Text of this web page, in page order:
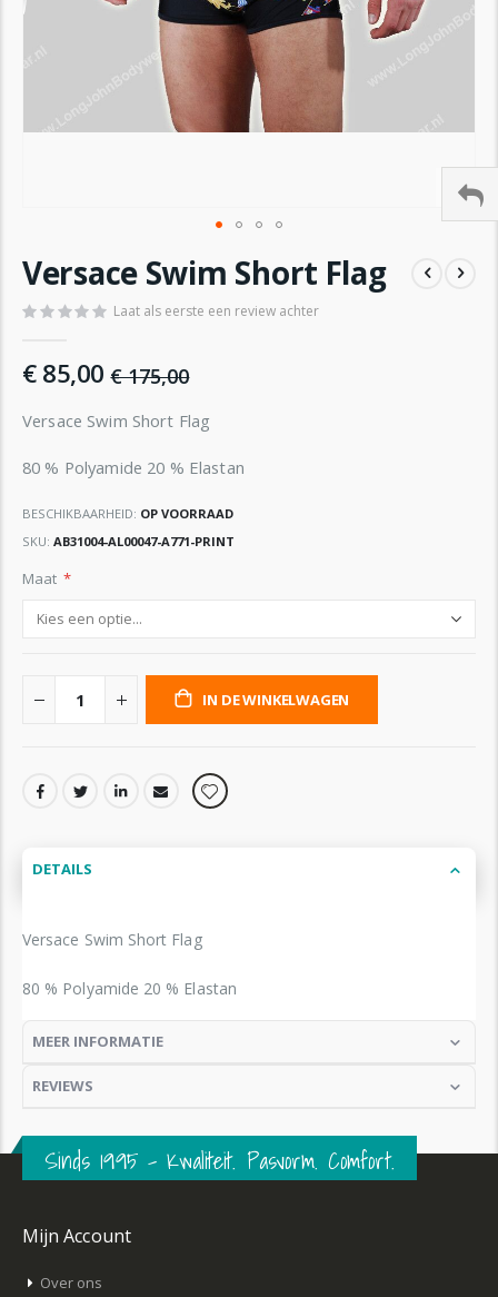
naar
het
begin
afbeeldingen-
Versace Swim Short Flag
Laat als eerste een review achter
€ 85,00 € 175,00
Versace Swim Short Flag
80 % Polyamide 20 % Elastan
BESCHIKBAARHEID: OP VOORRAAD
SKU AB31004-AL00047-A771-PRINT
Maat
IN DE WINKELWAGEN
DETAILS
Versace Swim Short Flag
80 % Polyamide 20 % Elastan
MEER INFORMATIE
REVIEWS
Sinds 1995 – Kwaliteit. Pasvorm. Comfort.
Mijn Account
Over ons